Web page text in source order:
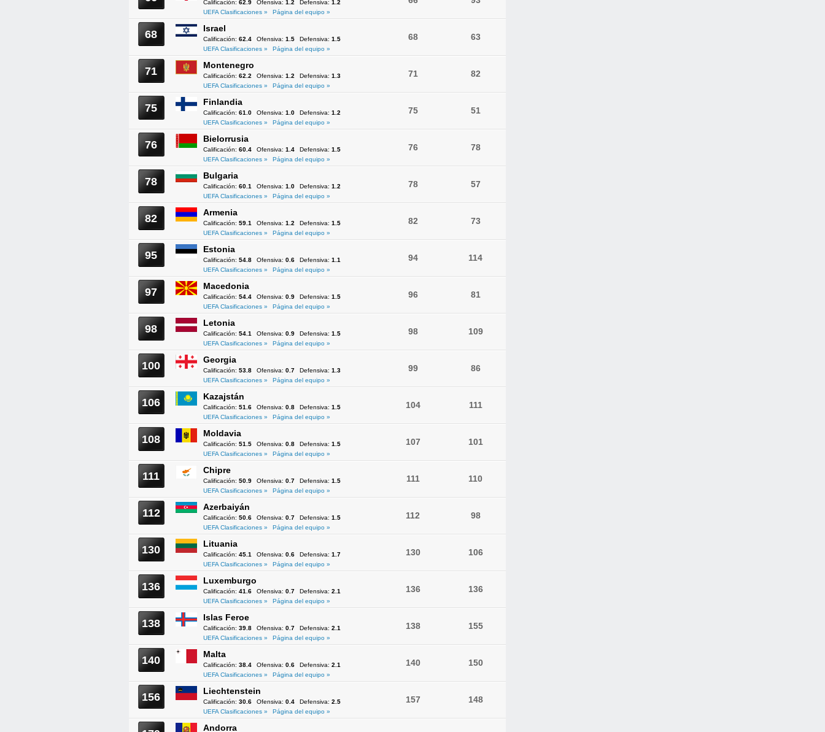
Calificación: 62.9 Ofensiva: 1.2 Defensiva: 1.2
UEFA Clasificaciones »
Página del equipo »
68 Israel
Calificación: 62.4 Ofensiva: 1.5 Defensiva: 1.5
UEFA Clasificaciones »
Página del equipo »
68 63
71 Montenegro
Calificación: 62.2 Ofensiva: 1.2 Defensiva: 1.3
UEFA Clasificaciones »
Página del equipo »
71 82
75 Finlandia
Calificación: 61.0 Ofensiva: 1.0 Defensiva: 1.2
UEFA Clasificaciones »
Página del equipo »
75 51
76 Bielorrusia
Calificación: 60.4 Ofensiva: 1.4 Defensiva: 1.5
UEFA Clasificaciones »
Página del equipo »
76 78
78 Bulgaria
Calificación: 60.1 Ofensiva: 1.0 Defensiva: 1.2
UEFA Clasificaciones »
Página del equipo »
78 57
82 Armenia
Calificación: 59.1 Ofensiva: 1.2 Defensiva: 1.5
UEFA Clasificaciones »
Página del equipo »
82 73
95 Estonia
Calificación: 54.8 Ofensiva: 0.6 Defensiva: 1.1
UEFA Clasificaciones »
Página del equipo »
94 114
97 Macedonia
Calificación: 54.4 Ofensiva: 0.9 Defensiva: 1.5
UEFA Clasificaciones »
Página del equipo »
96 81
98 Letonia
Calificación: 54.1 Ofensiva: 0.9 Defensiva: 1.5
UEFA Clasificaciones »
Página del equipo »
98 109
100 Georgia
Calificación: 53.8 Ofensiva: 0.7 Defensiva: 1.3
UEFA Clasificaciones »
Página del equipo »
99 86
106 Kazajstán
Calificación: 51.6 Ofensiva: 0.8 Defensiva: 1.5
UEFA Clasificaciones »
Página del equipo »
104 111
108 Moldavia
Calificación: 51.5 Ofensiva: 0.8 Defensiva: 1.5
UEFA Clasificaciones »
Página del equipo »
107 101
111 Chipre
Calificación: 50.9 Ofensiva: 0.7 Defensiva: 1.5
UEFA Clasificaciones »
Página del equipo »
111 110
112 Azerbaiyán
Calificación: 50.6 Ofensiva: 0.7 Defensiva: 1.5
UEFA Clasificaciones »
Página del equipo »
112 98
130 Lituania
Calificación: 45.1 Ofensiva: 0.6 Defensiva: 1.7
UEFA Clasificaciones »
Página del equipo »
130 106
136 Luxemburgo
Calificación: 41.6 Ofensiva: 0.7 Defensiva: 2.1
UEFA Clasificaciones »
Página del equipo »
136 136
138 Islas Feroe
Calificación: 39.8 Ofensiva: 0.7 Defensiva: 2.1
UEFA Clasificaciones »
Página del equipo »
138 155
140 Malta
Calificación: 38.4 Ofensiva: 0.6 Defensiva: 2.1
UEFA Clasificaciones »
Página del equipo »
140 150
156 Liechtenstein
Calificación: 30.6 Ofensiva: 0.4 Defensiva: 2.5
UEFA Clasificaciones »
Página del equipo »
157 148
Andorra